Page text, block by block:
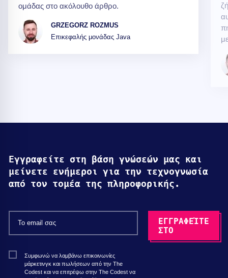
ομάδας στο ακόλουθο άρθρο.
GRZEGORZ ROZMUS
Επικεφαλής μονάδας Java
Εγγραφείτε στη βάση γνώσεών μας και
μείνετε ενήμεροι για την τεχνογνωσία
από τον τομέα της πληροφορικής.
Συμφωνώ να λαμβάνω επικοινωνίες
μάρκετινγκ και πωλήσεων από την The
Codest και να επιτρέψω στην The Codest να